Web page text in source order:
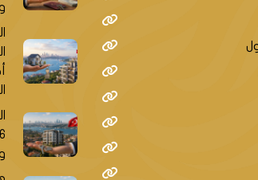
سنجاك تبه
الآسيوي من اسطنبول.
الراقية. للتنقل في منطقة